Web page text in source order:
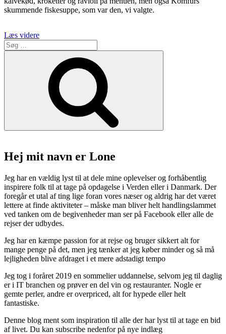
skummende fiskesuppe, som var den, vi valgte.
Læs videre“Restaurant
er
weekend-
kødgryder
Århus”
Søg
efter:
Hej mit navn er Lone
Jeg har en vældig lyst til at dele mine oplevelser og forhåbentlig
inspirere folk til at tage på opdagelse i Verden eller i Danmark. Der
foregår et utal af ting lige foran vores næser og aldrig har det været
lettere at finde aktiviteter – måske man bliver helt handlingslammet
ved tanken om de begivenheder man ser på Facebook eller alle de
rejser der udbydes.
Jeg har en kæmpe passion for at rejse og bruger sikkert alt for
mange penge på det, men jeg tænker at jeg køber minder og så må
lejligheden blive afdraget i et mere adstadigt tempo
Jeg tog i foråret 2019 en sommelier uddannelse, selvom jeg til daglig
er i IT branchen og prøver en del vin og restauranter. Nogle er
gemte perler, andre er overpriced, alt for hypede eller helt
fantastiske.
Denne blog ment som inspiration til alle der har lyst til at tage en bid
af livet. Du kan subscribe nedenfor på nye indlæg